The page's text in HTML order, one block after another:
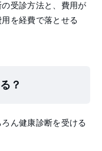
受診方法と、費用が
を経費で落とせる
？
ん健康診断を受ける